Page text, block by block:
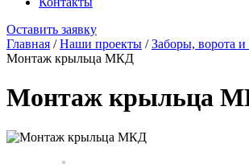
Оставить заявку
Главная /Наши проекты /Заборы, ворота и
Монтаж крыльца МКД
Монтаж крыльца